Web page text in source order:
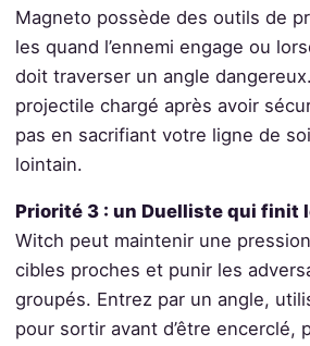
Magneto possède des outils de
les quand l’ennemi engage ou
doit traverser un angle
projectile chargé après avoir
pas en sacrifiant votre ligne de
lointain.
Priorité 3 : un Duelliste qui finit
Witch peut maintenir une
cibles proches et punir les
groupés. Entrez par un angle,
pour sortir avant d’être encerclé,